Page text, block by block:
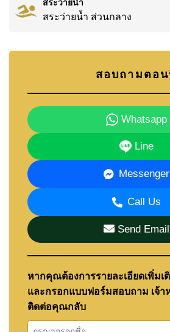
สระว่ายน้ำ
สระว่ายน้ำ ส่วนกลาง
สอบถามตอ
Whatsapp
Line
Messenger
Call Us
Send Email
หากคุณต้องการรายละเอียดเพิ่ม
และกรอกแบบฟอร์มสอบถาม เจ้า
ติดต่อคุณกลับ